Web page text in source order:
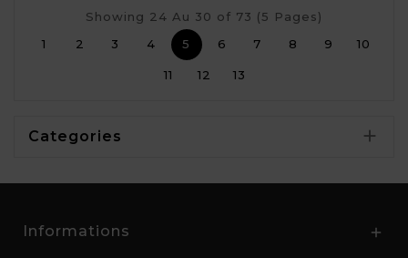
Showing 24 Au 30 of 73 (5 Pages)
1
2 3 4 5 6 7 8 9 10
11 12 13
Categories 
Informations 